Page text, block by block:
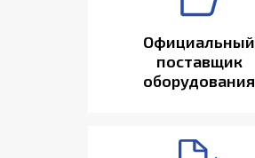
Официальный
поставщик
оборудования